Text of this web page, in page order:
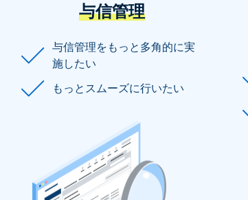
与信管理
与信管理をもっと多角的に実
施したい
もっとスムーズに行いたい